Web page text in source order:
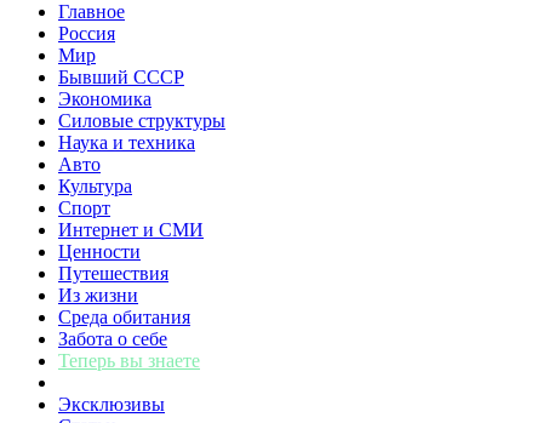
Главное
Россия
Мир
Бывший СССР
Экономика
Силовые структуры
Наука и техника
Авто
Культура
Спорт
Интернет и СМИ
Ценности
Путешествия
Из жизни
Среда обитания
Забота о себе
Теперь вы знаете
Эксклюзивы